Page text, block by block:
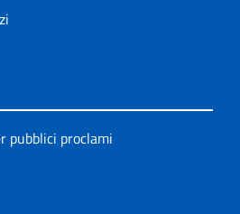
pubblici proclami